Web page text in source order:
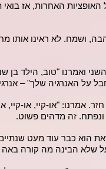
האחרות, אז
ושמח. לא ראינו אותו
ואמרנו "טוב, הילד בן
על האנרגיה שלך" –
אמרנו: "או-קיי, או-
זה מדהים פשוט.
הוא כבר עוד מעט
שלא הבינה מה קורה